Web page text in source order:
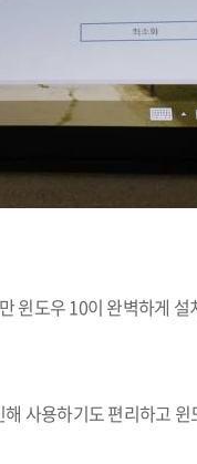
윈도우10이 완벽하게 설
사용하기도 편리하고 윈